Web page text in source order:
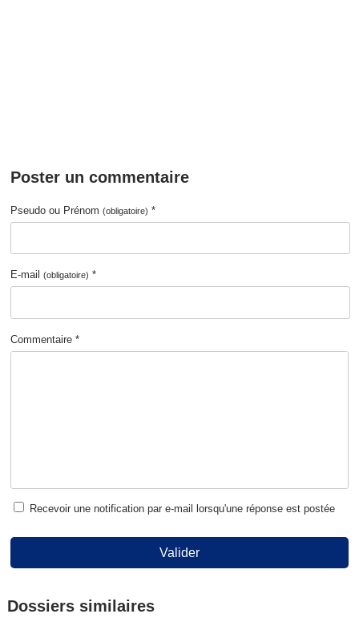
Poster un commentaire
Pseudo ou Prénom(obligatoire) *
E-mail(obligatoire) *
Commentaire *
Recevoir une notification par e-mail lorsqu'une réponse est postée
Valider
Dossiers similaires